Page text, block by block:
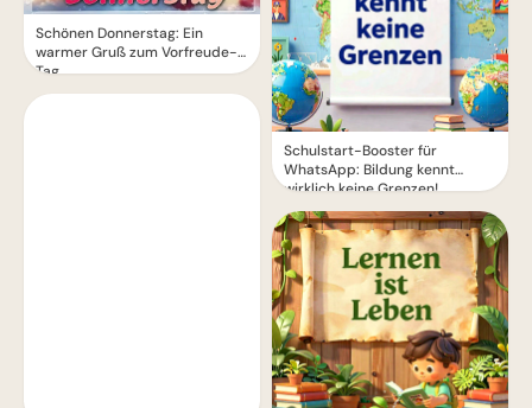
Schönen Donnerstag: Ein
warmer Gruß zum Vorfreude-
Tag
Schulstart-Booster für
WhatsApp: Bildung kennt
wirklich keine Grenzen!